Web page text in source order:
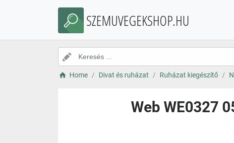
SZEMUVEGEKSHOP.HU
Home Divat és ruházat Ruházat kiegészítő
Web WE0327